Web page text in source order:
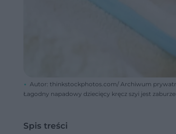
Autor: thinkstockphotos.com/ Archiwum
Łagodny napadowy dziecięcy kręcz szyi jest
Spis treści